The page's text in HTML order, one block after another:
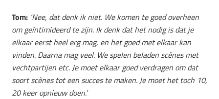
Tom: ‘Nee, dat denk ik niet. We komen te goed overheen
om geïntimideerd te zijn. Ik denk dat het nodig is dat je
elkaar eerst heel erg mag, en het goed met elkaar kan
vinden. Daarna mag veel. We spelen beladen scènes met
vechtpartijen etc. Je moet elkaar goed verdragen om dat
soort scènes tot een succes te maken. Je moet het toch 10,
20 keer opnieuw doen.’